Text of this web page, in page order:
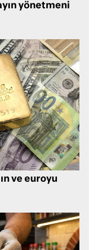
yönetmeni
ve euroyu